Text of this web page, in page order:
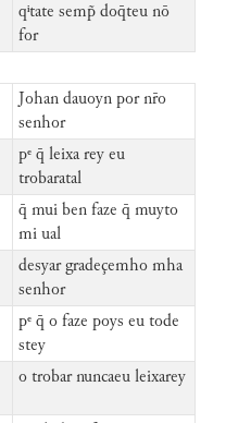
qⁱtate semp̃ doq̄teu nō
for
Johan dauoyn por nr̄o
senhor
pᵉ q̄ leixa rey eu
trobaratal
q̄ mui ben faze q̄ muyto
mi ual
desyar gradeçemho mha
senhor
pᵉ q̄ o faze poys eu tode
stey
o trobar nuncaeu leixarey